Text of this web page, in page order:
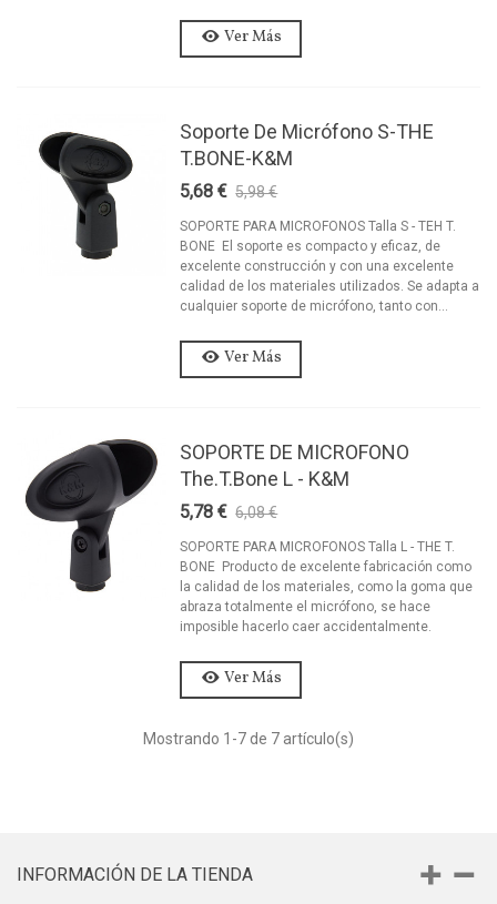
Ver Más
Soporte De Micrófono S-THE
T.BONE-K&M
5,68 € 5,98 €
SOPORTE PARA MICROFONOS Talla S - TEH T.
BONE El soporte es compacto y eficaz, de
excelente construcción y con una excelente
calidad de los materiales utilizados. Se adapta a
cualquier soporte de micrófono, tanto con...
Ver Más
SOPORTE DE MICROFONO
The.T.Bone L - K&M
5,78 € 6,08 €
SOPORTE PARA MICROFONOS Talla L - THE T.
BONE Producto de excelente fabricación como
la calidad de los materiales, como la goma que
abraza totalmente el micrófono, se hace
imposible hacerlo caer accidentalmente.
Ver Más
Mostrando 1 -7 de 7 artículo(s)
INFORMACIÓN DE LA TIENDA